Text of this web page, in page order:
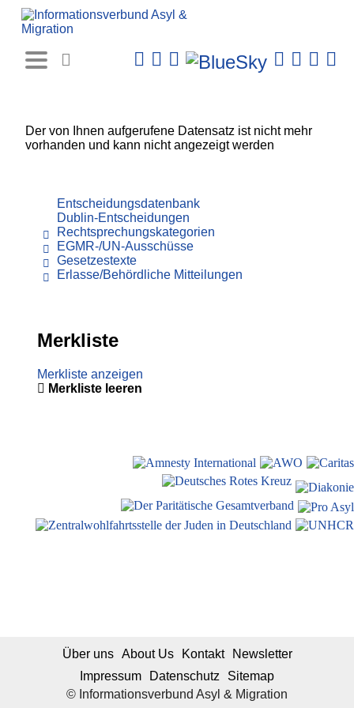
Der von Ihnen aufgerufene Datensatz ist nicht mehr
vorhanden und kann nicht angezeigt werden
Entscheidungsdatenbank
Dublin-Entscheidungen
Rechtsprechungskategorien
EGMR-/UN-Ausschüsse
Gesetzestexte
Erlasse/Behördliche Mitteilungen
Merkliste
Merkliste anzeigen
Merkliste leeren
© Informationsverbund Asyl & Migration
Über uns About Us Kontakt
Newsletter
Impressum
Datenschutz Sitemap